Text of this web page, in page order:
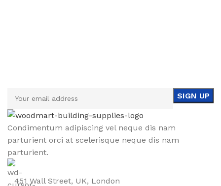
Condimentum adipiscing vel neque dis nam
parturient orci at scelerisque neque dis nam
parturient.
451 Wall Street, UK, London